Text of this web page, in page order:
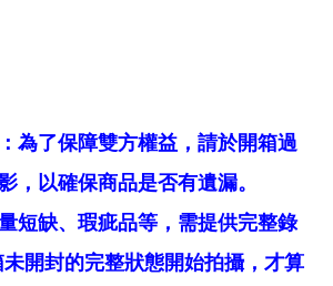
為了保障雙方權益，請於開箱過
，以確保商品是否有遺漏。
短缺、瑕疵品等，需提供完整錄
開封的完整狀態開始拍攝，才算